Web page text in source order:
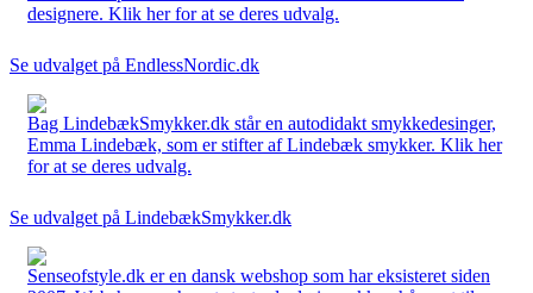
designere. Klik her for at se deres udvalg.
Se udvalget på EndlessNordic.dk
Bag LindebækSmykker.dk står en autodidakt smykkedesinger,
Emma Lindebæk, som er stifter af Lindebæk smykker. Klik her
for at se deres udvalg.
Se udvalget på LindebækSmykker.dk
Senseofstyle.dk er en dansk webshop som har eksisteret siden